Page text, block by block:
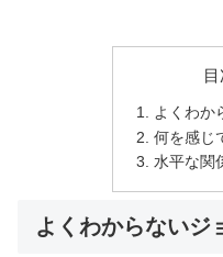
よくわか
何を感じ
水平な関
よくわからないジ